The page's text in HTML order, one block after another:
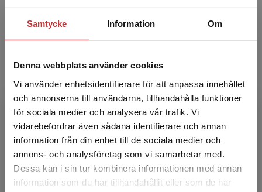
Samtycke Information Om
Denna webbplats använder cookies
Vi använder enhetsidentifierare för att anpassa innehållet
och annonserna till användarna, tillhandahålla funktioner
för sociala medier och analysera vår trafik. Vi
vidarebefordrar även sådana identifierare och annan
information från din enhet till de sociala medier och
annons- och analysföretag som vi samarbetar med.
Dessa kan i sin tur kombinera informationen med annan
information som du har tillhandahållit eller som de har
Begränsad fraktregion
Det verkar som att du besöker
Maria Albin, professor, överläkare, Institutet för
miljömedicin, Karolinska Institutet och Centrum
för arbets- och miljömedicin, Stockholms läns
la...